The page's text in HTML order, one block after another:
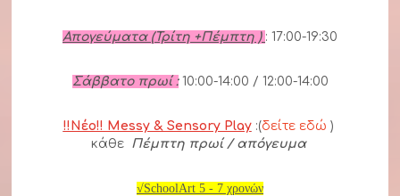
Απογεύματα (Τρίτη +Πέμπτη ) : 17:00-19:30
Σάββατο πρωί :10:00-14:00 / 12:00-14:00
!!Νέο!! Messy & Sensory Play:(δείτε εδώ )
κάθε Πέμπτη πρωί / απόγευμα
√SchoolArt 5 - 7 χρονών